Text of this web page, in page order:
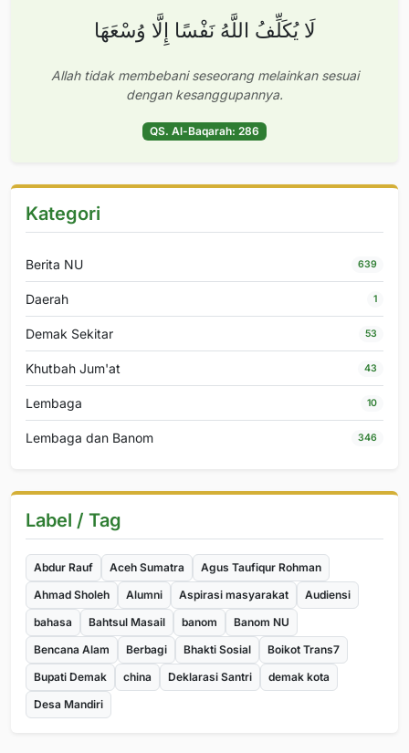
لَا يُكَلِّفُ اللَّهُ نَفْسًا إِلَّا وُسْعَهَا
Allah tidak membebani seseorang melainkan sesuai
dengan kesanggupannya.
QS. Al-Baqarah: 286
Kategori
Berita NU 639
Daerah 1
Demak Sekitar 53
Khutbah Jum'at 43
Lembaga 10
Lembaga dan Banom 346
Label / Tag
Abdur Rauf Aceh Sumatra
Agus Taufiqur Rohman
Ahmad Sholeh
Alumni Aspirasi masyarakat
Audiensi
bahasa
Bahtsul Masail banom
Banom NU
Bencana Alam
Berbagi Bhakti Sosial
Boikot Trans7
Bupati Demak
china Deklarasi Santri
demak kota
Desa Mandiri